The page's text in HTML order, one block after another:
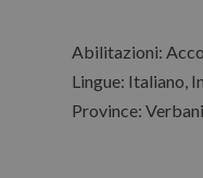
Abilitazioni:
Lingue: Italiano,
Province: